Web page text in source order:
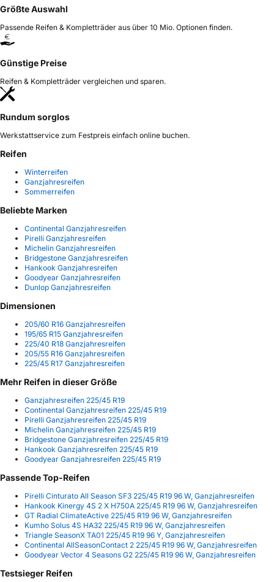
Größte Auswahl
Passende Reifen & Kompletträder aus über 10 Mio. Optionen finden.
Günstige Preise
Reifen & Kompletträder vergleichen und sparen.
Rundum sorglos
Werkstattservice zum Festpreis einfach online buchen.
Reifen
Winterreifen
Ganzjahresreifen
Sommerreifen
Beliebte Marken
Continental Ganzjahresreifen
Pirelli Ganzjahresreifen
Michelin Ganzjahresreifen
Bridgestone Ganzjahresreifen
Hankook Ganzjahresreifen
Goodyear Ganzjahresreifen
Dunlop Ganzjahresreifen
Dimensionen
205/60 R16 Ganzjahresreifen
195/65 R15 Ganzjahresreifen
225/40 R18 Ganzjahresreifen
205/55 R16 Ganzjahresreifen
225/45 R17 Ganzjahresreifen
Mehr Reifen in dieser Größe
Ganzjahresreifen 225/45 R19
Continental Ganzjahresreifen 225/45 R19
Pirelli Ganzjahresreifen 225/45 R19
Michelin Ganzjahresreifen 225/45 R19
Bridgestone Ganzjahresreifen 225/45 R19
Hankook Ganzjahresreifen 225/45 R19
Goodyear Ganzjahresreifen 225/45 R19
Passende Top-Reifen
Pirelli Cinturato All Season SF3 225/45 R19 96 W, Ganzjahresreifen
Hankook Kinergy 4S 2 X H750A 225/45 R19 96 W, Ganzjahresreifen
GT Radial ClimateActive 225/45 R19 96 W, Ganzjahresreifen
Kumho Solus 4S HA32 225/45 R19 96 W, Ganzjahresreifen
Triangle SeasonX TA01 225/45 R19 96 Y, Ganzjahresreifen
Continental AllSeasonContact 2 225/45 R19 96 W, Ganzjahresreifen
Goodyear Vector 4 Seasons G2 225/45 R19 96 W, Ganzjahresreifen
Testsieger Reifen